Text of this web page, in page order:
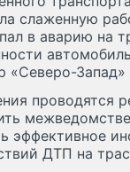
слаженную
в аварию на
Запад»
проводятся
эффективное
ДТП на